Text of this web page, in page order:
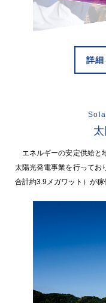
詳細
エネルギーの安定供給と
太陽光発電事業を行ってお
合計約3.9メガワット）が稼